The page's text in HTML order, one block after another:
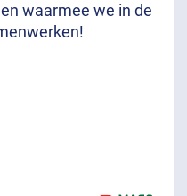
waarmee we in de